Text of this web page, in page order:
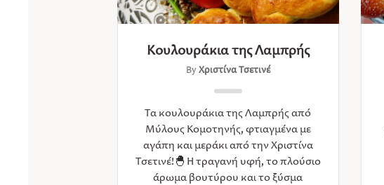
Κουλουράκια της Λαμπρής
By Χριστίνα Τσετινέ
Τα κουλουράκια της Λαμπρής από
Μύλους Κομοτηνής, φτιαγμένα με
αγάπη και μεράκι από την Χριστίνα
Τσετινέ!🐣 Η τραγανή υφή, το πλούσιο
άρωμα βουτύρου και τo ξύσμα